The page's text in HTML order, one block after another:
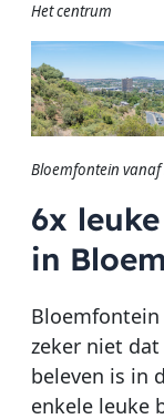
Het centrum
Bloemfontein vanaf
6x
in
zeker niet
beleven is in
enkele leuke